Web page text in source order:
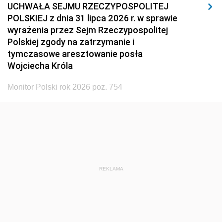
UCHWAŁA SEJMU RZECZYPOSPOLITEJ
POLSKIEJ z dnia 31 lipca 2026 r. w sprawie
wyrażenia przez Sejm Rzeczypospolitej
Polskiej zgody na zatrzymanie i
tymczasowe aresztowanie posła
Wojciecha Króla
Monitor Polski rok 2026 poz. 754
REKLAMA